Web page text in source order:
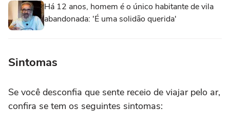
Há 12 anos, homem é o único habitante de vila
abandonada: 'É uma solidão querida'
Sintomas
Se você desconfia que sente receio de viajar pelo ar,
confira se tem os seguintes sintomas: